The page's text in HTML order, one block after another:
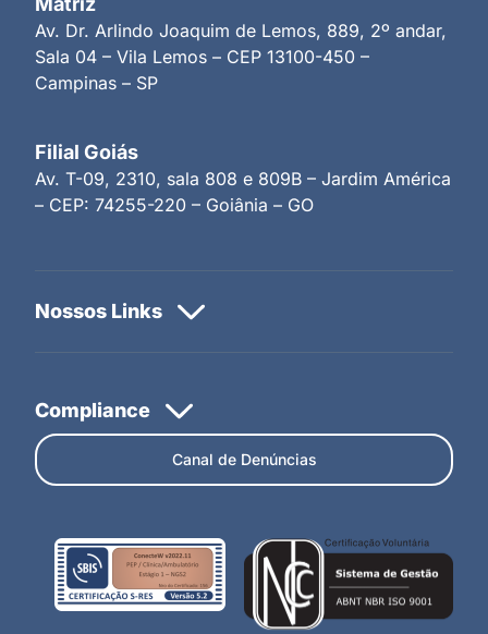
Av. Dr. Arlindo Joaquim de Lemos, 889, 2º andar,
Sala 04 – Vila Lemos – CEP 13100-450 –
Campinas – SP
Filial Goiás
Av. T-09, 2310, sala 808 e 809B – Jardim América
– CEP: 74255-220 – Goiânia – GO
Canal de Denúncias